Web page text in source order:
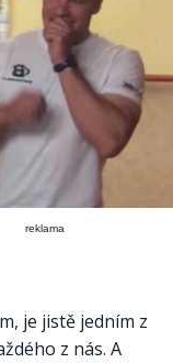
reklama
je jistě jedním z
z nás. A